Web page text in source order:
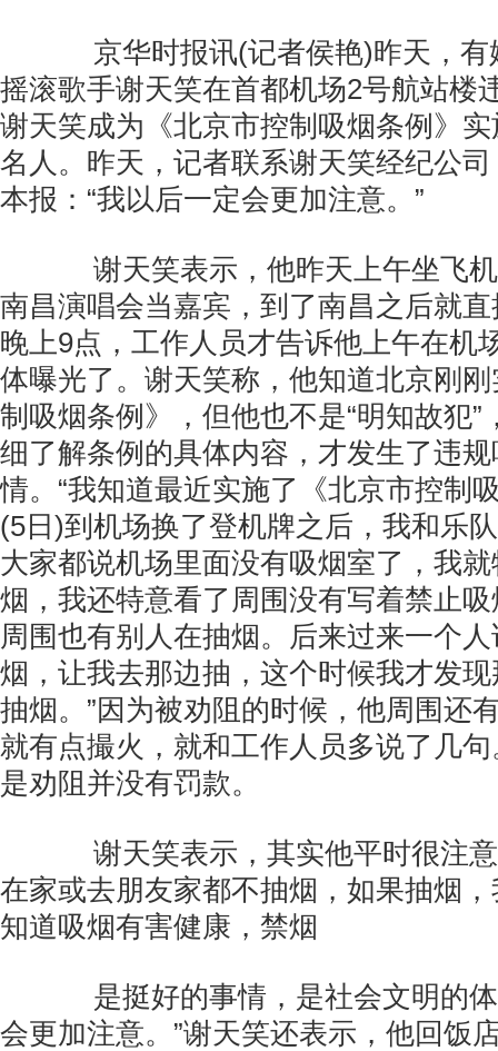
京华时报讯(记者侯艳)昨天，有
摇滚歌手谢天笑在首都机场2号航站楼
谢天笑成为《北京市控制吸烟条例》
名人。昨天，记者联系谢天笑经纪公
本报：“我以后一定会更加注意。”
谢天笑表示，他昨天上午坐飞机
南昌演唱会当嘉宾，到了南昌之后就
晚上9点，工作人员才告诉他上午在机
体曝光了。谢天笑称，他知道北京刚
制吸烟条例》，但他也不是“明知故犯”
细了解条例的具体内容，才发生了违
情。“我知道最近实施了《北京市控制
(5日)到机场换了登机牌之后，我和乐
大家都说机场里面没有吸烟室了，我
烟，我还特意看了周围没有写着禁止
周围也有别人在抽烟。后来过来一个
烟，让我去那边抽，这个时候我才发
抽烟。”因为被劝阻的时候，他周围还
就有点撮火，就和工作人员多说了几
是劝阻并没有罚款。
谢天笑表示，其实他平时很注意
在家或去朋友家都不抽烟，如果抽烟
知道吸烟有害健康，禁烟
是挺好的事情，是社会文明的体
会更加注意。”谢天笑还表示，他回饭